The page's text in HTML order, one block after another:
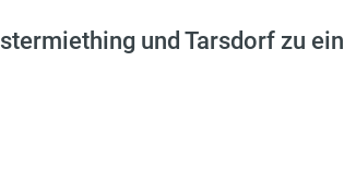
und Tarsdorf zu